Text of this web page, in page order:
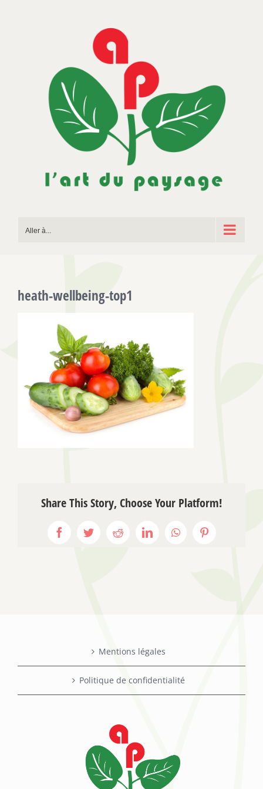
Aller à...
heath-wellbeing-top1
Share This Story, Choose Your Platform!
FacebookTwitterRedditLinkedInWhatsAppPinterest
Mentions légales
Politique de confidentialité